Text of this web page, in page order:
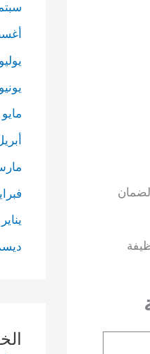
سبتمبر
يوليو 2025
يونيو 2025
مايو 2025
أبريل
مارس
فبراير
يناير 2025
ديسمبر